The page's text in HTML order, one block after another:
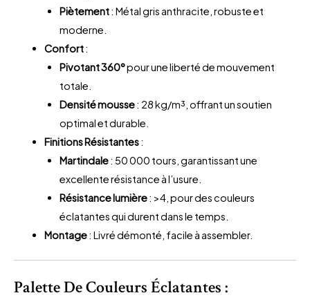
Piètement: Métal gris anthracite, robuste et
moderne.
Confort:
Pivotant 360°pour une liberté de mouvement
totale.
Densité mousse: 28 kg/m³, offrant un soutien
optimal et durable.
Finitions Résistantes:
Martindale: 50 000 tours, garantissant une
excellente résistance à l’usure.
Résistance lumière: >4, pour des couleurs
éclatantes qui durent dans le temps.
Montage: Livré démonté, facile à assembler.
Palette De Couleurs Éclatantes: